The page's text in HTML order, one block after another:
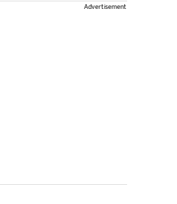
Advertisement